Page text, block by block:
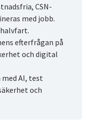
CSN-
med jobb.
halvfart.
efterfrågan på
och digital
med AI, test
och